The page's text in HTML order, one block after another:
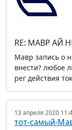
RE: МАВР АЙ
Мавр запись о
внести? любое
рег действия
13 апреля 2020
тот-самый-